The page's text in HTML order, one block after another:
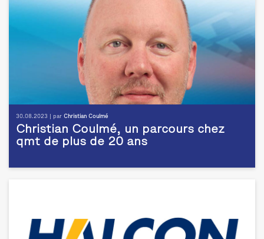
30.08.2023 | par Christian Coulmé
Christian Coulmé, un parcours chez
qmt de plus de 20 ans